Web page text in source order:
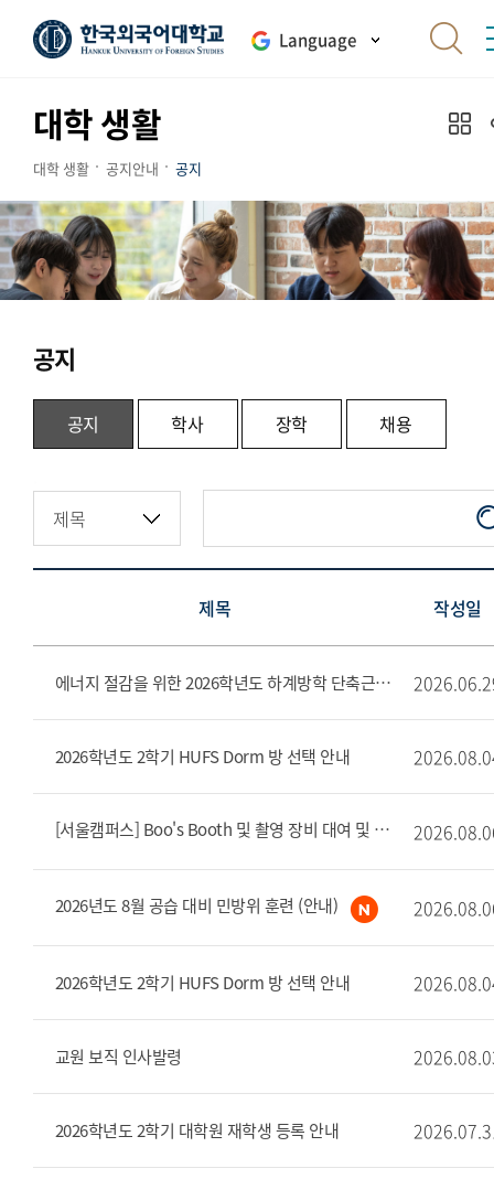
Language
대학 생활
대학 생활 공지안내 공지
공지
공지 학사 장학
채용
제목 작성일
에너지 절감을 위한 2026학년도 하계방학 단축근무 및 집중 휴무 주간 시행 안내문
2026학년도 2학기 HUFS Dorm 방 선택 안내
[서울캠퍼스] Boo's Booth 및 촬영 장비 대여 및 반납 장소 변경 안내(8/6~)
2026년도 8월 공습 대비 민방위 훈련 (안내)
2026학년도 2학기 HUFS Dorm 방 선택 안내
교원 보직 인사발령
2026학년도 2학기 대학원 재학생 등록 안내